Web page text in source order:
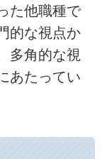
た他職種で
的な視点か
多角的な視
あたってい